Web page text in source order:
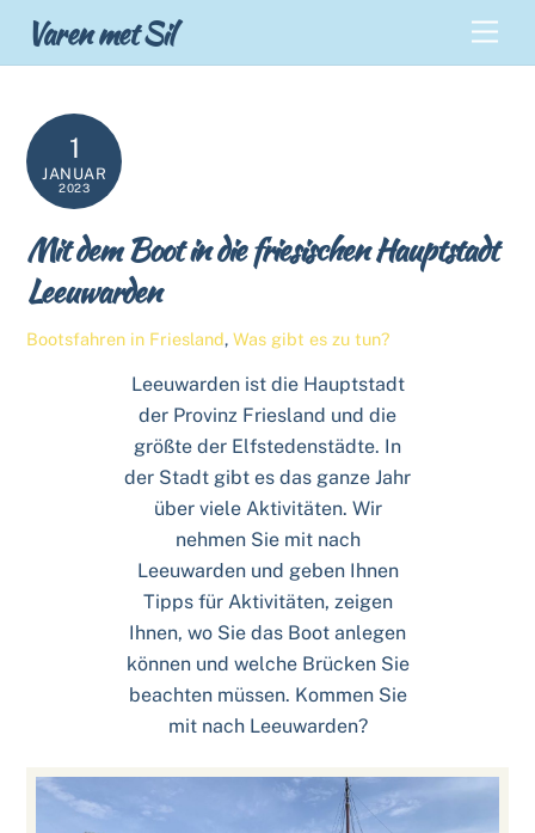
Varen met Sil
1
JANUAR
2023
Mit dem Boot in die friesischen Hauptstadt
Leeuwarden
Bootsfahren in Friesland,Was gibt es zu tun?
Leeuwarden ist die Hauptstadt
der Provinz Friesland und die
größte der Elfstedenstädte. In
der Stadt gibt es das ganze Jahr
über viele Aktivitäten. Wir
nehmen Sie mit nach
Leeuwarden und geben Ihnen
Tipps für Aktivitäten, zeigen
Ihnen, wo Sie das Boot anlegen
können und welche Brücken Sie
beachten müssen. Kommen Sie
mit nach Leeuwarden?